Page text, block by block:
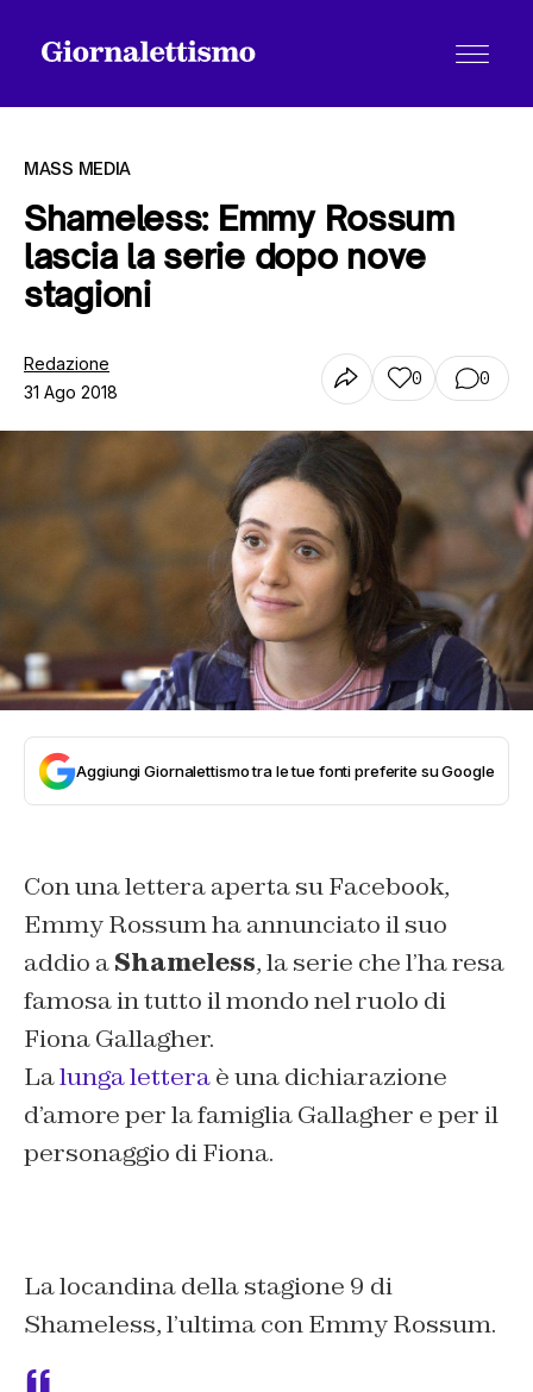
Tutti gli articoli
Chi siamo
MASS MEDIA
Shameless: Emmy Rossum
lascia la serie dopo nove
stagioni
Redazione
31 Ago 2018
0 0
Aggiungi Giornalettismo tra le tue fonti preferite su Google
Con una lettera aperta su Facebook,
Emmy Rossum ha annunciato il suo
addio aShameless, la serie che l’ha resa
famosa in tutto il mondo nel ruolo di
Fiona Gallagher.
Lalunga letteraè una dichiarazione
d’amore per la famiglia Gallagher e per il
personaggio di Fiona.
La locandina della stagione 9 di
Shameless, l’ultima con Emmy Rossum.